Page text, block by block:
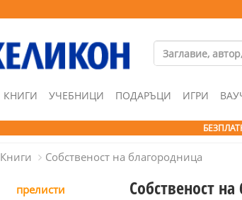
КНИГИ УЧЕБНИЦИ ПОДАРЪЦИ ИГРИ
Книги Собственост на благородница
прелисти Собственост